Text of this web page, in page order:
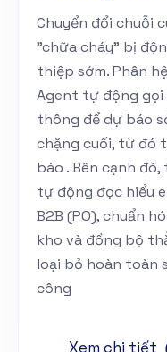
Chuyển đổi chuỗi
"chữa cháy" bị
thiệp sớm. Phân
Agent tự động
thông để dự báo
chặng cuối, từ đó
báo . Bên cạnh
tự động đọc hiểu
B2B (PO), chuẩn
kho và đồng bộ
loại bỏ hoàn toàn
công
Xem chi tiết